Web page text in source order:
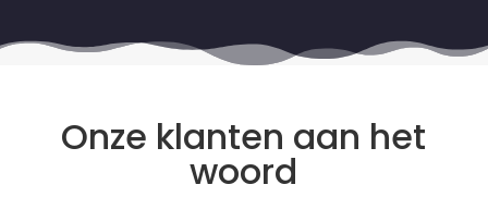
Onze klanten aan het
woord